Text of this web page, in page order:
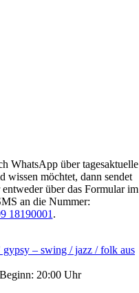
WhatsApp über tagesaktuelle
wissen möchtet, dann sendet
über das Formular im
an die Nummer:
18190001 .
– swing / jazz / folk aus
20:00 Uhr